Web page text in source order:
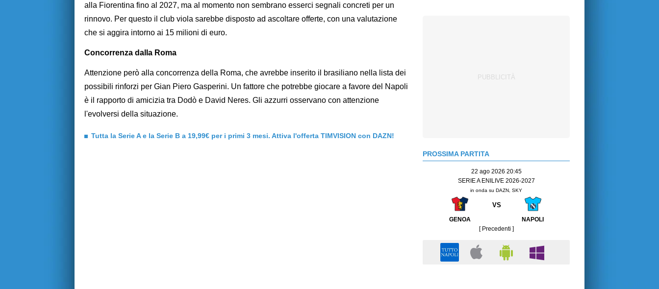
alla Fiorentina fino al 2027, ma al momento non sembrano esserci segnali concreti per un
rinnovo. Per questo il club viola sarebbe disposto ad ascoltare offerte, con una valutazione
che si aggira intorno ai 15 milioni di euro.
Concorrenza dalla Roma
Attenzione però alla concorrenza della Roma, che avrebbe inserito il brasiliano nella lista dei
possibili rinforzi per Gian Piero Gasperini. Un fattore che potrebbe giocare a favore del Napoli
è il rapporto di amicizia tra Dodò e David Neres. Gli azzurri osservano con attenzione
l'evolversi della situazione.
Tutta la Serie A e la Serie B a 19,99€ per i primi 3 mesi. Attiva l'offerta TIMVISION con DAZN!
PROSSIMA PARTITA
22 ago 2026 20:45
SERIE A ENILIVE 2026-2027
in onda su DAZN, SKY
VS
GENOA
NAPOLI
[ Precedenti ]